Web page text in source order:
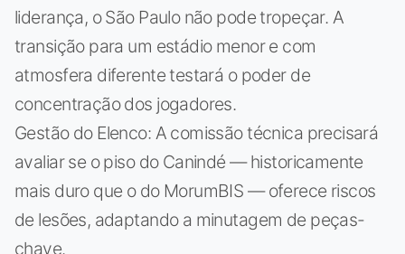
liderança, o São Paulo não pode tropeçar. A
transição para um estádio menor e com
atmosfera diferente testará o poder de
concentração dos jogadores.
Gestão do Elenco: A comissão técnica precisará
avaliar se o piso do Canindé — historicamente
mais duro que o do MorumBIS — oferece riscos
de lesões, adaptando a minutagem de peças-
chave.